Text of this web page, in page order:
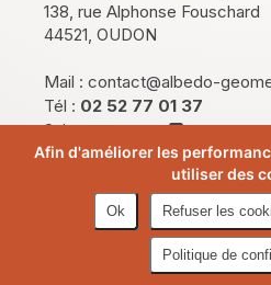
138, rue Alphonse Fouschard
44521, OUDON
Mail : contact@albedo-
Tél : 02 52 77 01 37
Suivez-nous sur
LinkedIn
Copyright©2026 -
Mentions légales
Créé par
Afin d'améliorer les
utiliser des
Ok Refuser les
Politique de